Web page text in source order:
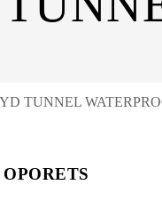
TUNNEL
OPORETS